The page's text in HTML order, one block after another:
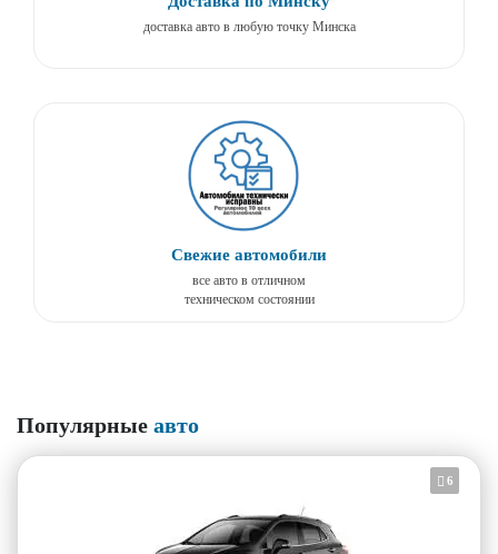
доставка авто в любую точку Минска
Свежие автомобили
все авто в отличном
техническом состоянии
Популярные авто
6